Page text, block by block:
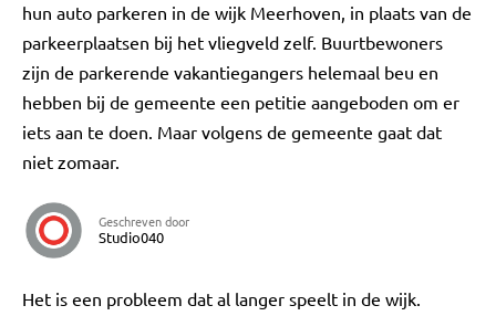
hun auto parkeren in de wijk Meerhoven, in plaats van de
parkeerplaatsen bij het vliegveld zelf. Buurtbewoners
zijn de parkerende vakantiegangers helemaal beu en
hebben bij de gemeente een petitie aangeboden om er
iets aan te doen. Maar volgens de gemeente gaat dat
niet zomaar.
Geschreven door
Studio040
Het is een probleem dat al langer speelt in de wijk.